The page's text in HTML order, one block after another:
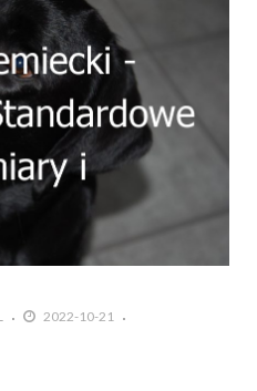
2022-10-21